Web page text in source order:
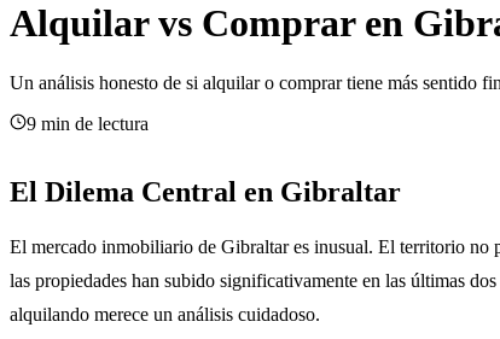
Alquilar vs Comprar en
Un análisis honesto de si alquilar o comprar tiene más sentido
9 min de lectura
El Dilema Central en Gibraltar
El mercado inmobiliario de Gibraltar es inusual. El territorio no
las propiedades han subido significativamente en las últimas
alquilando merece un análisis cuidadoso.